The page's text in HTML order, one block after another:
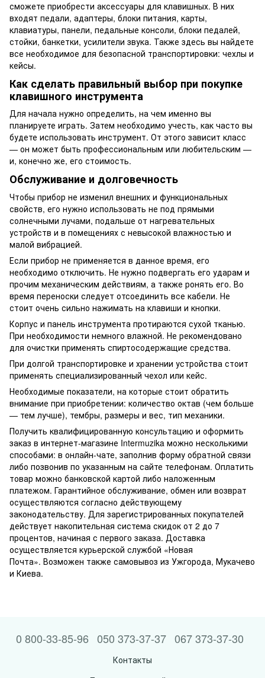
сможете приобрести аксессуары для клавишных. В них
входят педали, адаптеры, блоки питания, карты,
клавиатуры, панели, педальные консоли, блоки педалей,
стойки, банкетки, усилители звука. Также здесь вы найдете
все необходимое для безопасной транспортировки: чехлы и
кейсы.
Как сделать правильный выбор при покупке
клавишного инструмента
Для начала нужно определить, на чем именно вы
планируете играть. Затем необходимо учесть, как часто вы
будете использовать инструмент. От этого зависит класс
— он может быть профессиональным или любительским —
и, конечно же, его стоимость.
Обслуживание и долговечность
Чтобы прибор не изменил внешних и функциональных
свойств, его нужно использовать не под прямыми
солнечными лучами, подальше от нагревательных
устройств и в помещениях с невысокой влажностью и
малой вибрацией.
Если прибор не применяется в данное время, его
необходимо отключить. Не нужно подвергать его ударам и
прочим механическим действиям, а также ронять его. Во
время переноски следует отсоединить все кабели. Не
стоит очень сильно нажимать на клавиши и кнопки.
Корпус и панель инструмента протираются сухой тканью.
При необходимости немного влажной. Не рекомендовано
для очистки применять спиртосодержащие средства.
При долгой транспортировке и хранении устройства стоит
применять специализированный чехол или кейс.
Необходимые показатели, на которые стоит обратить
внимание при приобретении: количество октав (чем больше
— тем лучше), тембры, размеры и вес, тип механики.
Получить квалифицированную консультацию и оформить
заказ в интернет-магазине Intermuzika можно несколькими
способами: в онлайн-чате, заполнив форму обратной связи
либо позвонив по указанным на сайте телефонам. Оплатить
товар можно банковской картой либо наложенным
платежом. Гарантийное обслуживание, обмен или возврат
осуществляются согласно действующему
законодательству. Для зарегистрированных покупателей
действует накопительная система скидок от 2 до 7
процентов, начиная с первого заказа. Доставка
осуществляется курьерской службой «Новая
Почта». Возможен также самовывоз из Ужгорода, Мукачево
и Киева.
0 800-33-85-96 050 373-37-37 067 373-37-30
Контакты